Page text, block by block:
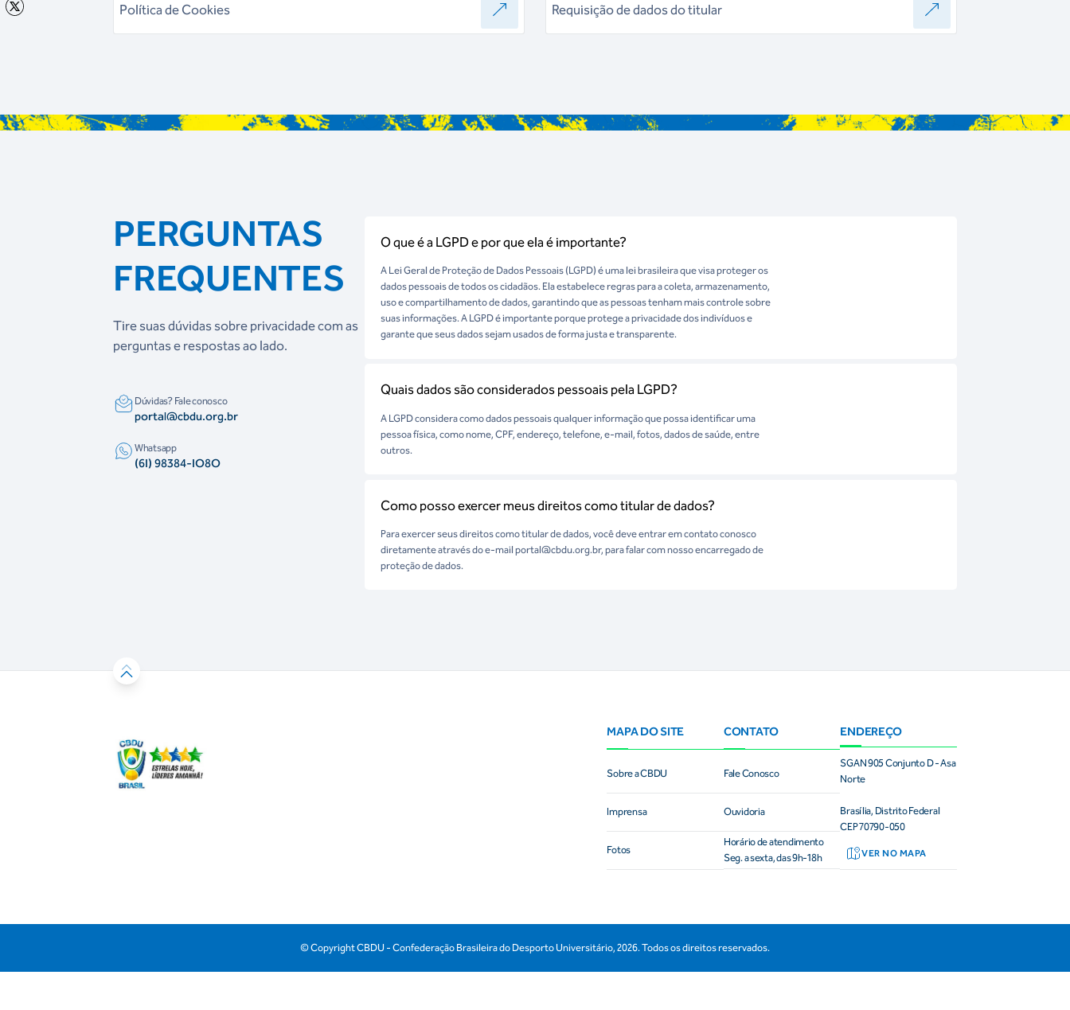
Política de Cookies Requisição de dados do titular
PERGUNTAS
FREQUENTES
Tire suas dúvidas sobre privacidade com as
perguntas e respostas ao lado.
Dúvidas? Fale conosco
portal@cbdu.org.br
Whatsapp
(6I) 98384-IO8O
O que é a LGPD e por que ela é importante?
A Lei Geral de Proteção de Dados Pessoais (LGPD) é uma lei brasileira que visa proteger os
dados pessoais de todos os cidadãos. Ela estabelece regras para a coleta, armazenamento,
uso e compartilhamento de dados, garantindo que as pessoas tenham mais controle sobre
suas informações. A LGPD é importante porque protege a privacidade dos indivíduos e
garante que seus dados sejam usados de forma justa e transparente.
Quais dados são considerados pessoais pela LGPD?
A LGPD considera como dados pessoais qualquer informação que possa identificar uma
pessoa física, como nome, CPF, endereço, telefone, e-mail, fotos, dados de saúde, entre
outros.
Como posso exercer meus direitos como titular de dados?
Para exercer seus direitos como titular de dados, você deve entrar em contato conosco
diretamente através do e-mail portal@cbdu.org.br, para falar com nosso encarregado de
proteção de dados.
MAPA DO SITE
Sobre a CBDU
Imprensa
Fotos
CONTATO
Fale Conosco
Ouvidoria
Horário de atendimento
Seg. a sexta, das 9h-18h
ENDEREÇO
SGAN 905 Conjunto D - Asa
Norte
Brasília, Distrito Federal
CEP 70790-050
VER NO MAPA
© Copyright CBDU - Confederação Brasileira do Desporto Universitário, 2026. Todos os direitos reservados.